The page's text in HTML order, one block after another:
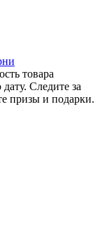
товара
Следите за
призы и подарки.